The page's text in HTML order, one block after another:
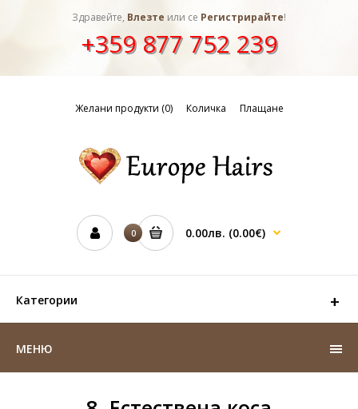
Здравейте, Влезте или се Регистрирайте!
+359 877 752 239
Желани продукти (0) Количка Плащане
0 0.00лв. (0.00€)
Категории
МЕНЮ